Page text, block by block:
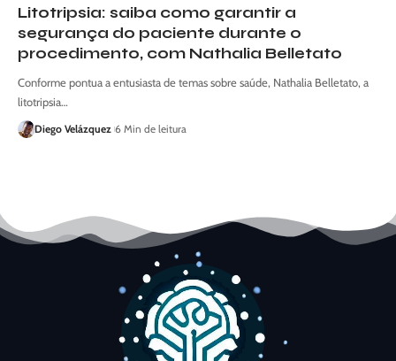
Litotripsia: saiba como garantir a
segurança do paciente durante o
procedimento, com Nathalia Belletato
Conforme pontua a entusiasta de temas sobre saúde, Nathalia Belletato, a
litotripsia…
Diego Velázquez 6 Min de leitura